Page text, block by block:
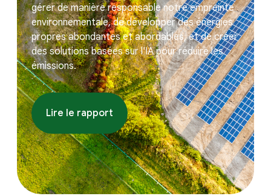
gérer de manière responsable notre empreinte
environnementale, de développer des énergies
propres abondantes et abordables, et de créer
des solutions basées sur l'IA pour réduire les
émissions.
Lire le rapport